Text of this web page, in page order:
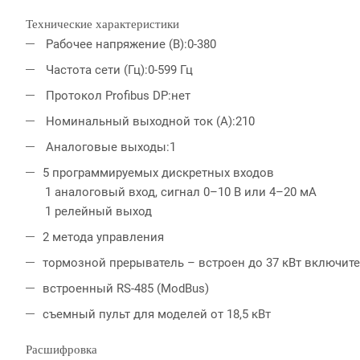
Технические характеристики
Рабочее напряжение (В):0-380
Частота сети (Гц):0-599 Гц
Протокол Profibus DP:нет
Номинальный выходной ток (А):210
Аналоговые выходы:1
5 программируемых дискретных входов
1 аналоговый вход, сигнал 0–10 В или 4–20 мA
1 релейный выход
2 метода управления
тормозной прерыватель – встроен до 37 кВт
встроенный RS-485 (ModBus)
съемный пульт для моделей от 18,5 кВт
Расшифровка